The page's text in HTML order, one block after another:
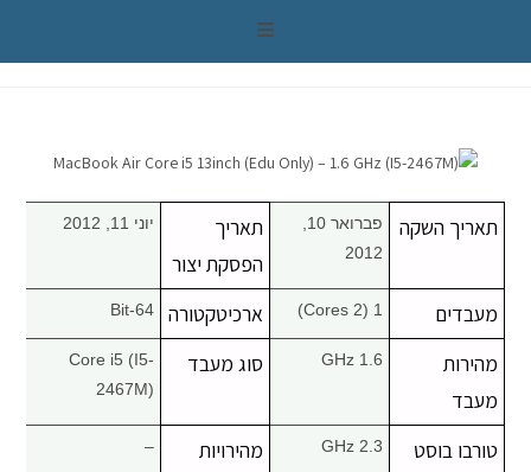
מחשבי אפל
אביזרים לApple
מחשבי אפל משומשים
תאריך השקה
2012
תאריך
הפסקת יצור
יוני 11, 2012
מעבדים 1 (2 Cores) ארכיטקטורה 64-Bit
מהירות
מעבד
1.6 GHz סוג מעבד
Core i5 (I5-
2467M)
טורבו בוסט 2.3 GHz
מהירויות
–